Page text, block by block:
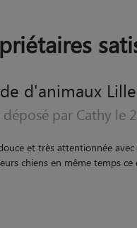
d'animaux
déposé par Gaëlle le
bien accueilli avec mon
craintif était bien à l'aise et